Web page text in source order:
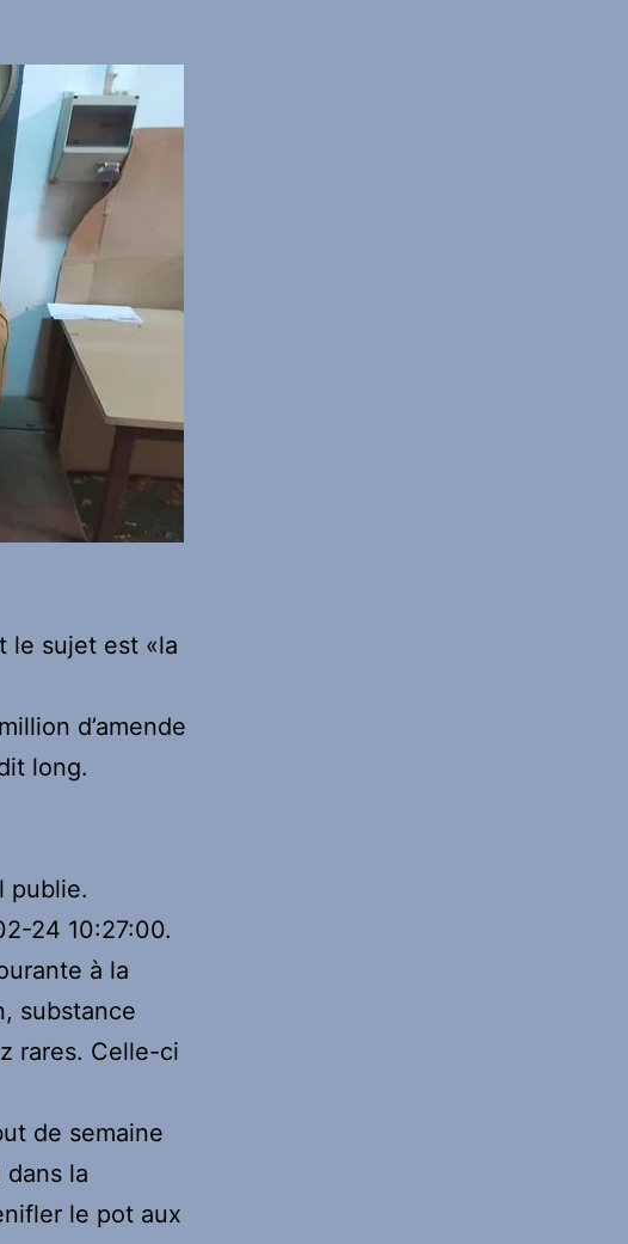
le sujet est «la
d’amende
long.
publie.
24 10:27:00.
à la
substance
rares. Celle-ci
de semaine
dans la
le pot aux